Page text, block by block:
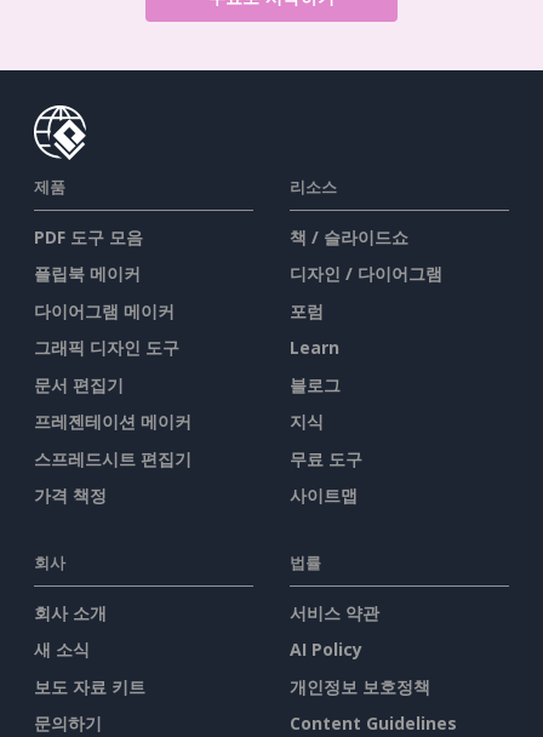
제품
PDF 도구 모음
플립북 메이커
다이어그램 메이커
그래픽 디자인 도구
문서 편집기
프레젠테이션 메이커
스프레드시트 편집기
가격 책정
리소스
책 / 슬라이드쇼
디자인 / 다이어그램
포럼
Learn
블로그
지식
무료 도구
사이트맵
회사
회사 소개
새 소식
보도 자료 키트
문의하기
법률
서비스 약관
AI Policy
개인정보 보호정책
Content Guidelines